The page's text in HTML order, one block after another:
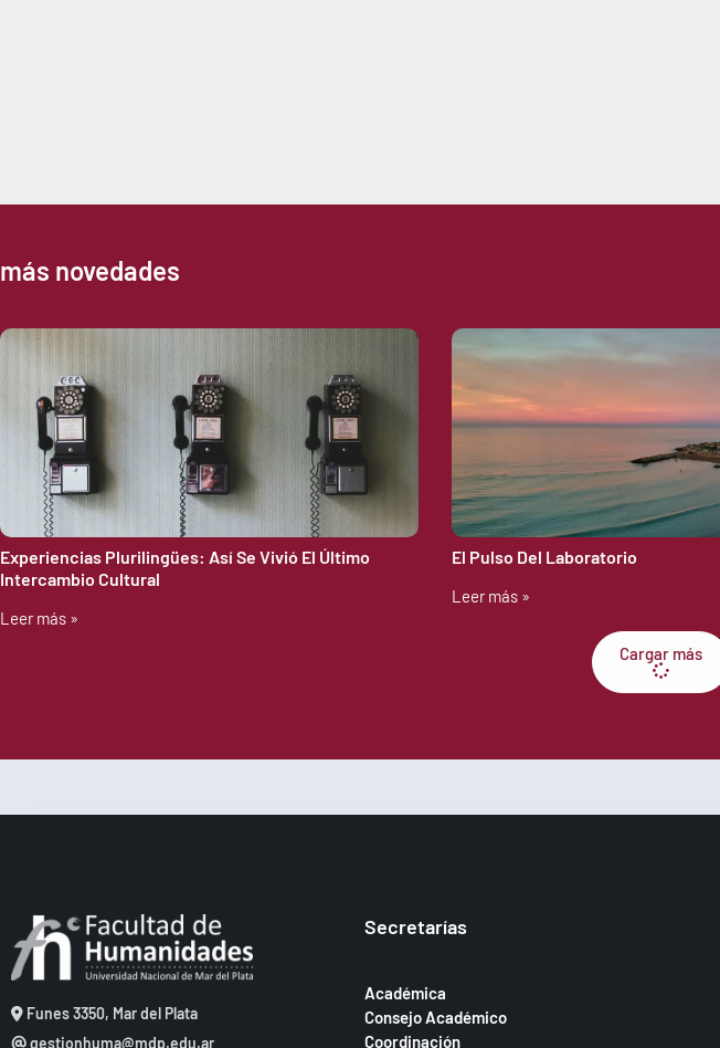
más novedades
Experiencias Plurilingües: Así Se Vivió El Último
Intercambio Cultural
Leer más »
El Pulso Del Laboratorio
Leer más »
Cargar más
Funes 3350, Mar del Plata
gestionhuma@mdp.edu.ar
Secretarías
Académica
Consejo Académico
Coordinación